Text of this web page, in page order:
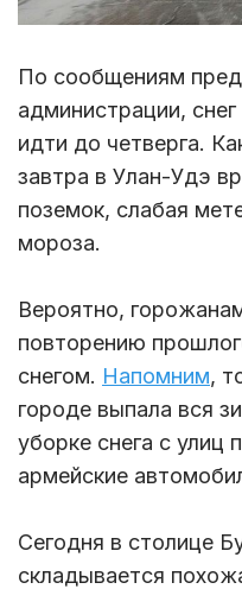
По сообщениям
администрации,
идти до четверга.
завтра в Улан-Удэ
поземок, слабая
мороза.
Вероятно,
повторению
снегом. Напомним,
городе выпала вся
уборке снега с
армейские
Сегодня в столице
складывается